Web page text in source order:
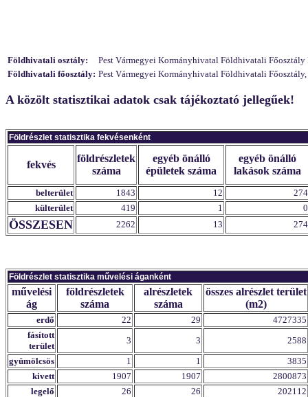
Földhivatali osztály:
Pest Vármegyei Kormányhivatal Földhivatali
Földhivatali főosztály: Pest Vármegyei Kormányhivatal Földhivatali
A közölt statisztikai adatok csak tájékoztató jellegűek!
Földrészlet statisztika fekvésenként
fekvés
földrészletek
száma
egyéb önálló
épületek száma
egyéb önálló
lakások száma
belterület 1843 12
274
külterület
419 1 0
ÖSSZESEN 2262 13 274
Földrészlet statisztika művelési áganként
művelési
ág
földrészletek
száma
alrészletek
száma
összes alrészlet terület
(m2)
erdő 22 29
4727335
fásított
terület
3 3
2588
gyümölcsös
1 1
3835
kivett
1907 1907
2800873
legelő
26 26
202112